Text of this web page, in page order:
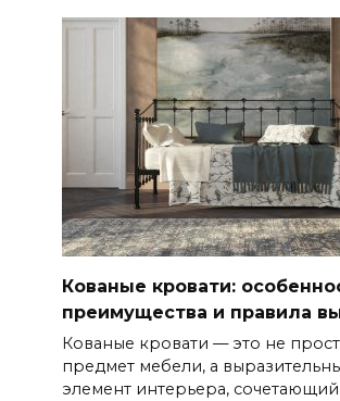
Кованые кровати:
преимущества и правила
Кованые кровати — это не
предмет мебели, а
элемент интерьера,